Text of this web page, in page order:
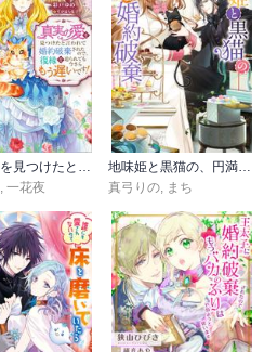
真実の愛を見つけたと言われて婚約破棄されたので、復縁を迫られても今さらもう遅いです！
, 一花夜
地味姫と黒猫の、円満な婚約破棄（ノベル）
真弓りの, まち